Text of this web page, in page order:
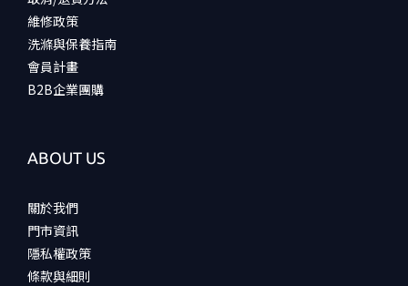
維修政策
洗滌與保養指南
會員計畫
B2B企業團購
ABOUT US
關於我們
門市資訊
隱私權政策
條款與細則